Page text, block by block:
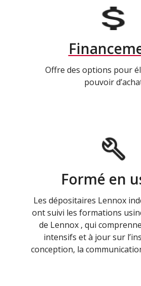
Offre des options pour
pouvoir
Formé en
Les dépositaires Lennox
ont suivi les formations
de Lennox , qui
intensifs et à jour sur
conception, la